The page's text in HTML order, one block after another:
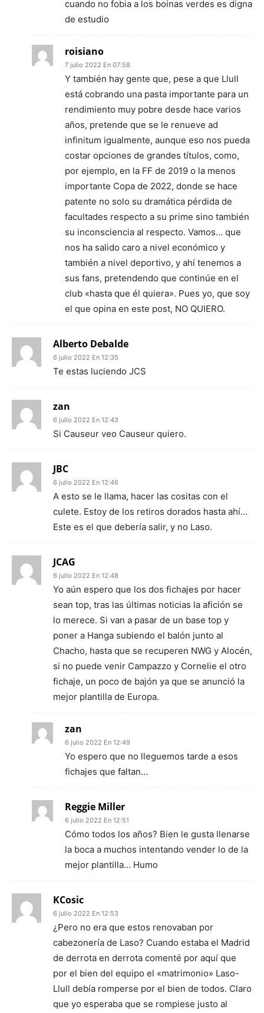
cuando no fobia a los boinas verdes es digna
de estudio
roisiano
7 julio 2022 En 07:58
Y también hay gente que, pese a que Llull
está cobrando una pasta importante para un
rendimiento muy pobre desde hace varios
años, pretende que se le renueve ad
infinitum igualmente, aunque eso nos pueda
costar opciones de grandes títulos, como,
por ejemplo, en la FF de 2019 o la menos
importante Copa de 2022, donde se hace
patente no solo su dramática pérdida de
facultades respecto a su prime sino también
su inconsciencia al respecto. Vamos… que
nos ha salido caro a nivel económico y
también a nivel deportivo, y ahí tenemos a
sus fans, pretendendo que continúe en el
club «hasta que él quiera». Pues yo, que soy
el que opina en este post, NO QUIERO.
Alberto Debalde
6 julio 2022 En 12:35
Te estas luciendo JCS
zan
6 julio 2022 En 12:43
Si Causeur veo Causeur quiero.
JBC
6 julio 2022 En 12:46
A esto se le llama, hacer las cositas con el
culete. Estoy de los retiros dorados hasta ahí…
Este es el que debería salir, y no Laso.
JCAG
6 julio 2022 En 12:48
Yo aún espero que los dos fichajes por hacer
sean top, tras las últimas noticias la afición se
lo merece. Si van a pasar de un base top y
poner a Hanga subiendo el balón junto al
Chacho, hasta que se recuperen NWG y Alocén,
si no puede venir Campazzo y Cornelie el otro
fichaje, un poco de bajón ya que se anunció la
mejor plantilla de Europa.
zan
6 julio 2022 En 12:49
Yo espero que no lleguemos tarde a esos
fichajes que faltan…
Reggie Miller
6 julio 2022 En 12:51
Cómo todos los años? Bien le gusta llenarse
la boca a muchos intentando vender lo de la
mejor plantilla… Humo
KCosic
6 julio 2022 En 12:53
¿Pero no era que estos renovaban por
cabezonería de Laso? Cuando estaba el Madrid
de derrota en derrota comenté por aquí que
por el bien del equipo el «matrimonio» Laso-
Llull debía romperse por el bien de todos. Claro
que yo esperaba que se rompiese justo al